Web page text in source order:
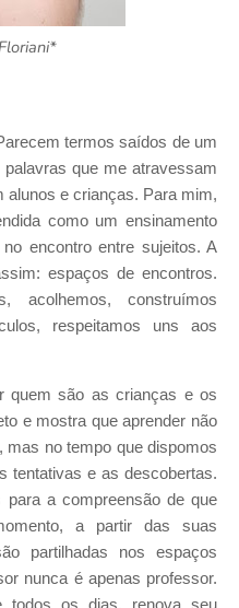
termos saídos de um
que me atravessam
alunos e crianças. Para mim,
como um ensinamento
encontro entre sujeitos. A
espaços de encontros.
acolhemos, construímos
respeitamos uns aos
quem são as crianças e os
e mostra que aprender não
mas no tempo que dispomos
tentativas e as descobertas.
para a compreensão de que
a partir das suas
partilhadas nos espaços
nunca é apenas professor.